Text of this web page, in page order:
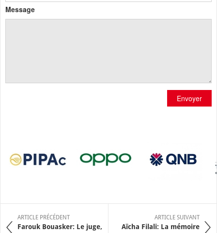
Message
Envoyer
ARTICLE PRÉCÉDENT
Farouk Bouasker: Le juge,
ARTICLE SUIVANT
Aïcha Filali: La mémoire